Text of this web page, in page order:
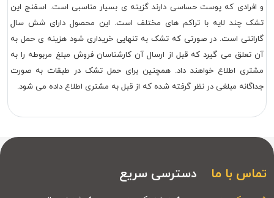
و افرادی که پوست حساسی دارند گزینه ی بسیار مناسبی است. اسفنج این
تشک چند لایه با تراکم های مختلف است. این محصول دارای شش سال
گارانتی است. در صورتی که تشک به تنهایی خریداری شود هزینه ی حمل به
آن تعلق می گیرد که قبل از ارسال آن کارشناسان فروش مبلغ مربوطه را به
مشتری اطلاع خواهند داد. همچنین برای حمل تشک در طبقات به صورت
جداگانه مبلغی در نظر گرفته شده که از قبل به مشتری اطلاع داده می شود.
تماس با ما دسترسی سریع